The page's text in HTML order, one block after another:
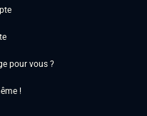
pour vous ?
!